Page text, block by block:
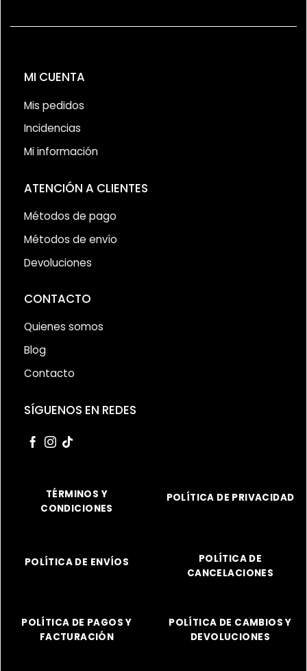
MI CUENTA
Mis pedidos
Incidencias
Mi información
ATENCIÓN A CLIENTES
Métodos de pago
Métodos de envío
Devoluciones
CONTACTO
Quienes somos
Blog
Contacto
SÍGUENOS EN REDES
TÉRMINOS Y
CONDICIONES
POLÍTICA DE PRIVACIDAD
POLÍTICA DE ENVÍOS
POLÍTICA DE
CANCELACIONES
POLÍTICA DE PAGOS Y
FACTURACIÓN
POLÍTICA DE CAMBIOS Y
DEVOLUCIONES